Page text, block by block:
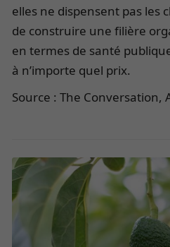
elles ne dispensent pas les
de construire une filière
en termes de santé
à n’importe quel prix.
Source : The Conversation,